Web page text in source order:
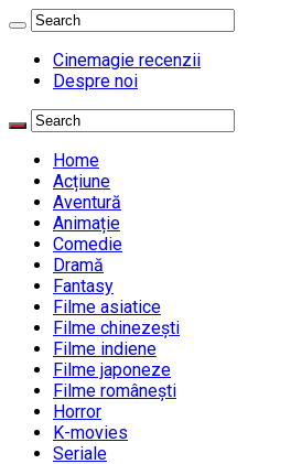
Cinemagie recenzii
Despre noi
Home
Acțiune
Aventură
Animație
Comedie
Dramă
Fantasy
Filme asiatice
Filme chinezești
Filme indiene
Filme japoneze
Filme românești
Horror
K-movies
Seriale